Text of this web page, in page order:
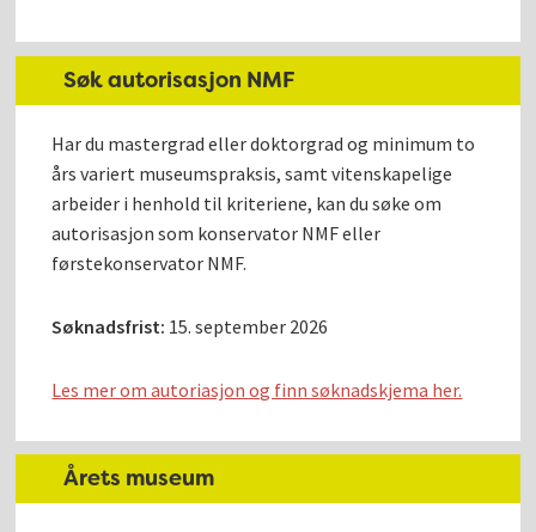
Søk autorisasjon NMF
Har du mastergrad eller doktorgrad og minimum to
års variert museumspraksis, samt vitenskapelige
arbeider i henhold til kriteriene, kan du søke om
autorisasjon som konservator NMF eller
førstekonservator NMF.
Søknadsfrist: 15. september 2026
Les mer om autoriasjon og finn søknadskjema her.
Årets museum